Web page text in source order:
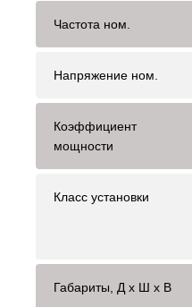
Частота ном.
Напряжение ном.
Коэффициент
мощности
Класс установки
Габариты, Д x Ш x В